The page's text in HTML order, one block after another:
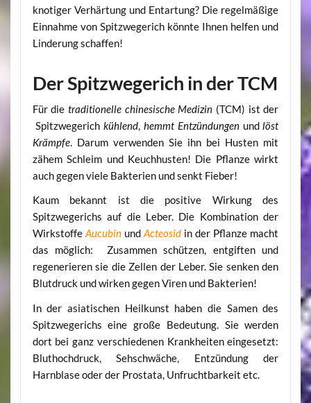
knotiger Verhärtung und Entartung? Die regelmäßige
Einnahme von Spitzwegerich könnte Ihnen helfen und
Linderung schaffen!
Der Spitzwegerich in der TCM
Für die traditionelle chinesische Medizin (TCM) ist der
Spitzwegerichkühlend, hemmt Entzündungenundlöst
Krämpfe. Darum verwenden Sie ihn bei Husten mit
zähem Schleim und Keuchhusten! Die Pflanze wirkt
auch gegen viele Bakterien und senkt Fieber!
Kaum bekannt ist die positive Wirkung des
Spitzwegerichs auf die Leber. Die Kombination der
Wirkstoffe Aucubinund Acteosidin der Pflanze macht
das möglich: Zusammen schützen, entgiften und
regenerieren sie die Zellen der Leber. Sie senken den
Blutdruck und wirken gegen Viren und Bakterien!
In der asiatischen Heilkunst haben die Samen des
Spitzwegerichs eine große Bedeutung. Sie werden
dort bei ganz verschiedenen Krankheiten eingesetzt:
Bluthochdruck, Sehschwäche, Entzündung der
Harnblase oder der Prostata, Unfruchtbarkeit etc.